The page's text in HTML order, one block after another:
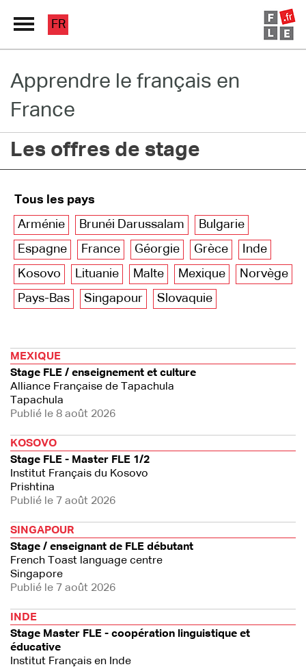
Grand Répertoire
Immersion France
Le français en ligne
FR
Apprendre le français en
France
Les offres de stage
Tous les pays
Arménie
Brunéi Darussalam
Bulgarie
Espagne
France Géorgie Grèce
Inde
Kosovo
Lituanie Malte Mexique
Norvège
Pays-Bas
Singapour Slovaquie
MEXIQUE
Stage FLE / enseignement et culture
Alliance Française de Tapachula
Tapachula
Publié le 8 août 2026
KOSOVO
Stage FLE - Master FLE 1/2
Institut Français du Kosovo
Prishtina
Publié le 7 août 2026
SINGAPOUR
Stage / enseignant de FLE débutant
French Toast language centre
Singapore
Publié le 7 août 2026
INDE
Stage Master FLE - coopération linguistique et
éducative
Institut Français en Inde